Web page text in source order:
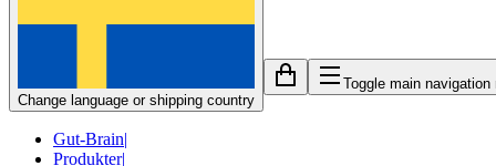
Change language or shipping country
Toggle main navigation
Gut-Brain|
Produkter|